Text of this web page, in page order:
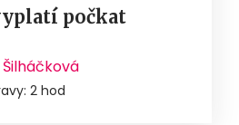
počkat
2 hod